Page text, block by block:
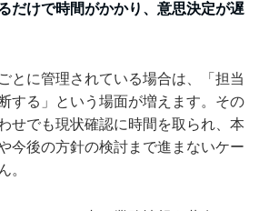
だけで時間がかかり、意思決定が遅
とに管理されている場合は、「担当
する」という場面が増えます。その
せでも現状確認に時間を取られ、本
今後の方針の検討まで進まないケー
。